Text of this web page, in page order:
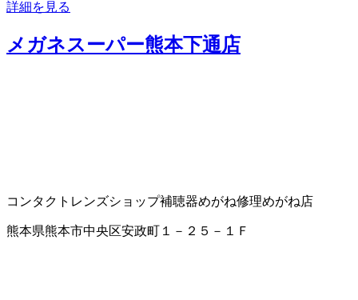
詳細を見る
メガネスーパー熊本下通店
コンタクトレンズショップ補聴器めがね修理めがね店
熊本県熊本市中央区安政町１－２５－１Ｆ